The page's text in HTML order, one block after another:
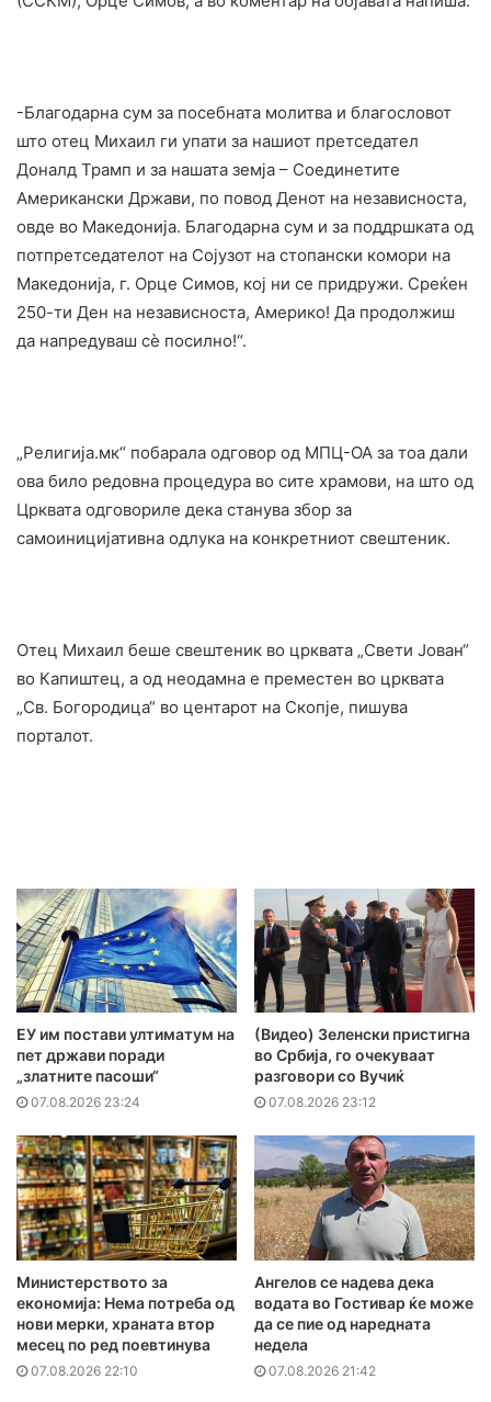
-Благодарна сум за посебната молитва и благословот
што отец Михаил ги упати за нашиот претседател
Доналд Трамп и за нашата земја – Соединетите
Американски Држави, по повод Денот на независноста,
овде во Македонија. Благодарна сум и за поддршката од
потпретседателот на Сојузот на стопански комори на
Македонија, г. Орце Симов, кој ни се придружи. Среќен
250-ти Ден на независноста, Америко! Да продолжиш
да напредуваш сè посилно!“.
„Религија.мк“ побарала одговор од МПЦ-ОА за тоа дали
ова било редовна процедура во сите храмови, на што од
Црквата одговориле дека станува збор за
самоиницијативна одлука на конкретниот свештеник.
Отец Михаил беше свештеник во црквата „Свети Јован“
во Капиштец, а од неодамна е преместен во црквата
„Св. Богородица“ во центарот на Скопје, пишува
порталот.
ЕУ им постави ултиматум на
пет држави поради
„златните пасоши“
07.08.2026 23:24
(Видео) Зеленски пристигна
во Србија, го очекуваат
разговори со Вучиќ
07.08.2026 23:12
Министерството за
економија: Нема потреба од
нови мерки, храната втор
месец по ред поевтинува
07.08.2026 22:10
Ангелов се надева дека
водата во Гостивар ќе може
да се пие од наредната
недела
07.08.2026 21:42